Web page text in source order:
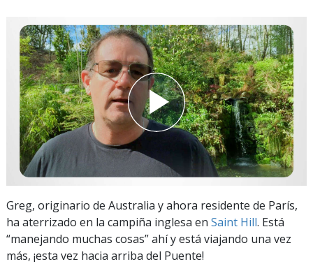
Greg, originario de Australia y ahora residente de París,
ha aterrizado en la campiña inglesa en Saint Hill. Está
“manejando muchas cosas” ahí y está viajando una vez
más, ¡esta vez hacia arriba del Puente!